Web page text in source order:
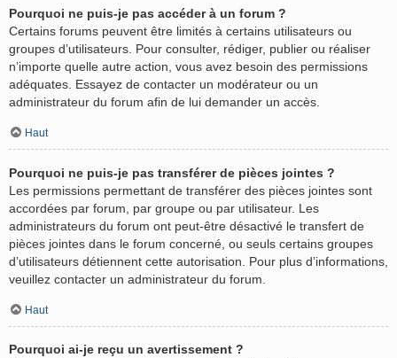
Pourquoi ne puis-je pas accéder à un forum ?
Certains forums peuvent être limités à certains utilisateurs ou
groupes d’utilisateurs. Pour consulter, rédiger, publier ou réaliser
n’importe quelle autre action, vous avez besoin des permissions
adéquates. Essayez de contacter un modérateur ou un
administrateur du forum afin de lui demander un accès.
Haut
Pourquoi ne puis-je pas transférer de pièces jointes ?
Les permissions permettant de transférer des pièces jointes sont
accordées par forum, par groupe ou par utilisateur. Les
administrateurs du forum ont peut-être désactivé le transfert de
pièces jointes dans le forum concerné, ou seuls certains groupes
d’utilisateurs détiennent cette autorisation. Pour plus d’informations,
veuillez contacter un administrateur du forum.
Haut
Pourquoi ai-je reçu un avertissement ?